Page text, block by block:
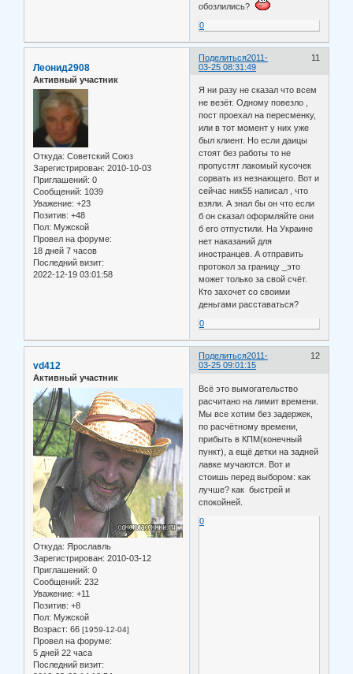
обозлились?
0
Поделиться 11
2011-
03-25 08:31:49
Леонид2908
Активный участник
Откуда: Советский Союз
Зарегистрирован: 2010-10-03
Приглашений: 0
Сообщений: 1039
Уважение: +23
Позитив: +48
Пол: Мужской
Провел на форуме:
18 дней 7 часов
Последний визит:
2022-12-19 03:01:58
Я ни разу не сказал что всем
не везёт. Одному повезло ,
пост проехал на пересменку,
или в тот момент у них уже
был клиент. Но если даицы
стоят без работы то не
пропустят лакомый кусочек
сорвать из незнающего. Вот и
сейчас ник55 написал , что
взяли. А знал бы он что если
б он сказал оформляйте они
б его отпустили. На Украине
нет наказаний для
иностранцев. А отправить
протокол за границу _это
может только за свой счёт.
Кто захочет со своими
деньгами расставаться?
0
Поделиться 12
2011-
03-25 09:01:15
vd412
Активный участник
Откуда: Ярославль
Зарегистрирован: 2010-03-12
Приглашений: 0
Сообщений: 232
Уважение: +11
Позитив: +8
Пол: Мужской
Возраст: 66 [1959-12-04]
Провел на форуме:
5 дней 22 часа
Последний визит:
Всё это вымогательство
расчитано на лимит времени.
Мы все хотим без задержек,
по расчётному времени,
прибыть в КПМ(конечный
пункт), а ещё детки на задней
лавке мучаются. Вот и
стоишь перед выбором: как
лучше? как быстрей и
спокойней.
0